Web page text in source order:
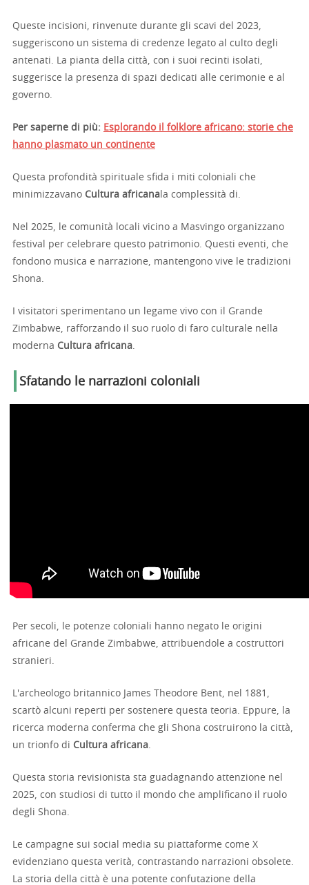
Queste incisioni, rinvenute durante gli scavi del 2023,
suggeriscono un sistema di credenze legato al culto degli
antenati. La pianta della città, con i suoi recinti isolati,
suggerisce la presenza di spazi dedicati alle cerimonie e al
governo.
Per saperne di più: Esplorando il folklore africano: storie che
hanno plasmato un continente
Questa profondità spirituale sfida i miti coloniali che
minimizzavano Cultura africana la complessità di.
Nel 2025, le comunità locali vicino a Masvingo organizzano
festival per celebrare questo patrimonio. Questi eventi, che
fondono musica e narrazione, mantengono vive le tradizioni
Shona.
I visitatori sperimentano un legame vivo con il Grande
Zimbabwe, rafforzando il suo ruolo di faro culturale nella
moderna Cultura africana.
Sfatando le narrazioni coloniali
Per secoli, le potenze coloniali hanno negato le origini
africane del Grande Zimbabwe, attribuendole a costruttori
stranieri.
L'archeologo britannico James Theodore Bent, nel 1881,
scartò alcuni reperti per sostenere questa teoria. Eppure, la
ricerca moderna conferma che gli Shona costruirono la città,
un trionfo di Cultura africana.
Questa storia revisionista sta guadagnando attenzione nel
2025, con studiosi di tutto il mondo che amplificano il ruolo
degli Shona.
Le campagne sui social media su piattaforme come X
evidenziano questa verità, contrastando narrazioni obsolete.
La storia della città è una potente confutazione della